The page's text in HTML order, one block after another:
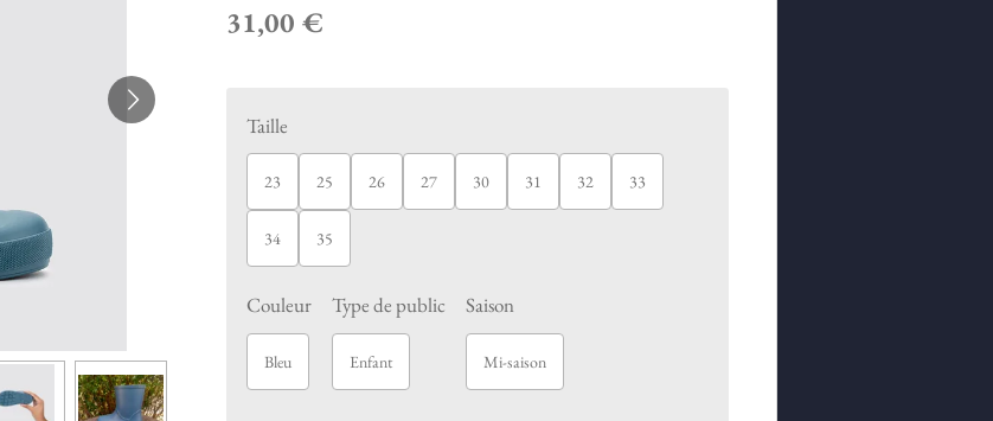
31,00 €
Taille
23 25 26 27 30 31 32 33
34 35
Couleur
Bleu
Type de public
Enfant
Saison
Mi-saison